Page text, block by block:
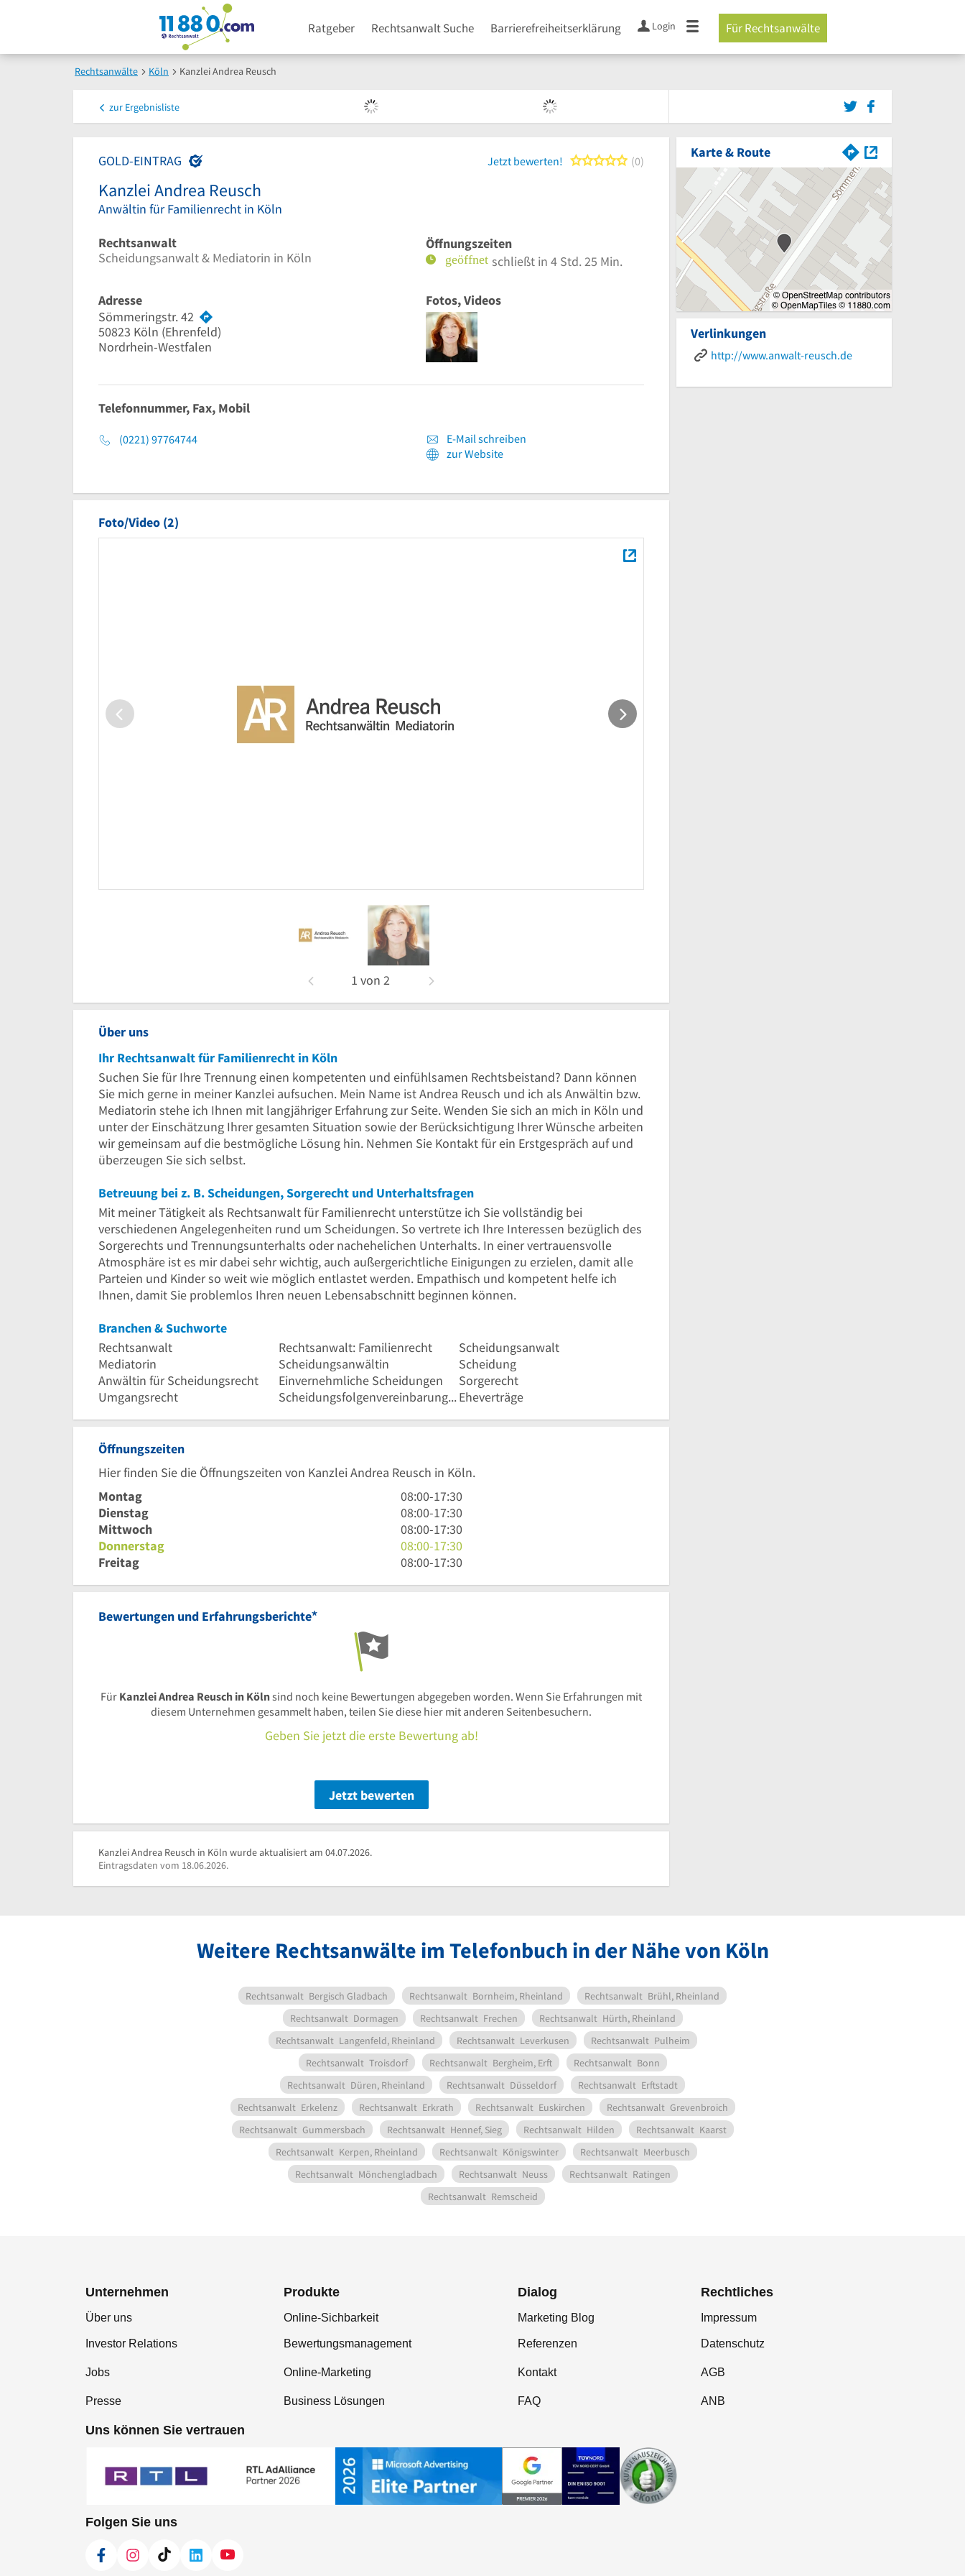
Ratgeber Rechtsanwalt Suche Barrierefreiheitserklärung Login Für Rechtsanwälte
Rechtsanwälte Köln Kanzlei Andrea Reusch
zur Ergebnisliste
GOLD-EINTRAG Jetzt bewerten! 0 von 5 Sternen
0
Kanzlei Andrea Reusch
Anwältin für Familienrecht in Köln
Rechtsanwalt
Scheidungsanwalt & Mediatorin in Köln
Öffnungszeiten
schließt in 4 Std. 25 Min.
Adresse
Sömmeringstr. 42
50823 Köln (Ehrenfeld)
Nordrhein-Westfalen
Fotos, Videos
Telefonnummer, Fax, Mobil
(0221) 97764744
E-Mail schreiben
zur Website
Foto/Video (2)
1 von 2
Über uns
Ihr Rechtsanwalt für Familienrecht in Köln
Suchen Sie für Ihre Trennung einen kompetenten und einfühlsamen Rechtsbeistand? Dann können
Sie mich gerne in meiner Kanzlei aufsuchen. Mein Name ist Andrea Reusch und ich als Anwältin bzw.
Mediatorin stehe ich Ihnen mit langjähriger Erfahrung zur Seite. Wenden Sie sich an mich in Köln und
unter der Einschätzung Ihrer gesamten Situation sowie der Berücksichtigung Ihrer Wünsche arbeiten
wir gemeinsam auf die bestmögliche Lösung hin. Nehmen Sie Kontakt für ein Erstgespräch auf und
überzeugen Sie sich selbst.
Betreuung bei z. B. Scheidungen, Sorgerecht und Unterhaltsfragen
Mit meiner Tätigkeit als Rechtsanwalt für Familienrecht unterstütze ich Sie vollständig bei
verschiedenen Angelegenheiten rund um Scheidungen. So vertrete ich Ihre Interessen bezüglich des
Sorgerechts und Trennungsunterhalts oder nachehelichen Unterhalts. In einer vertrauensvolle
Atmosphäre ist es mir dabei sehr wichtig, auch außergerichtliche Einigungen zu erzielen, damit alle
Parteien und Kinder so weit wie möglich entlastet werden. Empathisch und kompetent helfe ich
Ihnen, damit Sie problemlos Ihren neuen Lebensabschnitt beginnen können.
Branchen & Suchworte
Rechtsanwalt
Rechtsanwalt: Familienrecht
Scheidungsanwalt
Mediatorin
Scheidungsanwältin
Scheidung
Anwältin für Scheidungsrecht
Einvernehmliche Scheidungen
Sorgerecht
Umgangsrecht
ScheidungsfolgenvereinbarungenEheverträge
Öffnungszeiten
Hier finden Sie die Öffnungszeiten von Kanzlei Andrea Reusch in Köln.
Montag
8
Uhr
bis
17
Uhr
08:00-17:30
Dienstag
8
Uhr
bis
17
08:00-17:30
Mittwoch
8
Uhr
bis
08:00-17:30
Donnerstag
8
Uhr
08:00-17:30
Freitag
8
08:00-17:30
Bewertungen und Erfahrungsberichte*
Für Kanzlei Andrea Reusch in Kölnsind noch keine Bewertungen abgegeben worden. Wenn Sie Erfahrungen mit
diesem Unternehmen gesammelt haben, teilen Sie diese hier mit anderen Seitenbesuchern.
Geben Sie jetzt die erste Bewertung ab!
Jetzt bewerten
Kanzlei Andrea Reusch in Köln wurde aktualisiert am 04.07.2026.
Eintragsdaten vom 18.06.2026.
Karte & Route
Verlinkungen
http://www.anwalt-reusch.de
Weitere Rechtsanwälte im Telefonbuch in der Nähe von Köln
Rechtsanwalt Bergisch Gladbach Rechtsanwalt Bornheim, Rheinland Rechtsanwalt Brühl, Rheinland
Rechtsanwalt Dormagen Rechtsanwalt Frechen Rechtsanwalt Hürth, Rheinland
Rechtsanwalt Langenfeld, Rheinland Rechtsanwalt Leverkusen Rechtsanwalt Pulheim
Rechtsanwalt Troisdorf Rechtsanwalt Bergheim, Erft Rechtsanwalt Bonn
Rechtsanwalt Düren, Rheinland Rechtsanwalt Düsseldorf Rechtsanwalt Erftstadt
Rechtsanwalt Erkelenz Rechtsanwalt Erkrath Rechtsanwalt Euskirchen Rechtsanwalt Grevenbroich
Rechtsanwalt Gummersbach Rechtsanwalt Hennef, Sieg Rechtsanwalt Hilden Rechtsanwalt Kaarst
Rechtsanwalt Kerpen, Rheinland Rechtsanwalt Königswinter Rechtsanwalt Meerbusch
Rechtsanwalt Mönchengladbach Rechtsanwalt Neuss Rechtsanwalt Ratingen
Rechtsanwalt Remscheid
Unternehmen
Über uns
Investor Relations
Jobs
Presse
Produkte
Online-Sichbarkeit
Bewertungsmanagement
Online-Marketing
Business Lösungen
Dialog
Marketing Blog
Referenzen
Kontakt
FAQ
Rechtliches
Impressum
Datenschutz
AGB
ANB
Uns können Sie vertrauen
Folgen Sie uns